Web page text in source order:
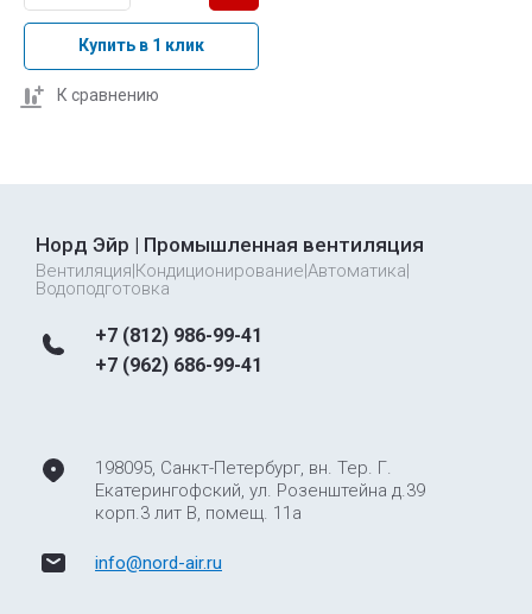
Купить в 1 клик
К сравнению
Норд Эйр | Промышленная вентиляция
Вентиляция|Кондиционирование|Автоматика|
Водоподготовка
+7 (812) 986-99-41
+7 (962) 686-99-41
198095, Санкт-Петербург, вн. Тер. Г.
Екатерингофский, ул. Розенштейна д.39
корп.3 лит В, помещ. 11а
info@nord-air.ru